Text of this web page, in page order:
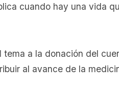
cuando hay una vida
tema a la donación del
al avance de la